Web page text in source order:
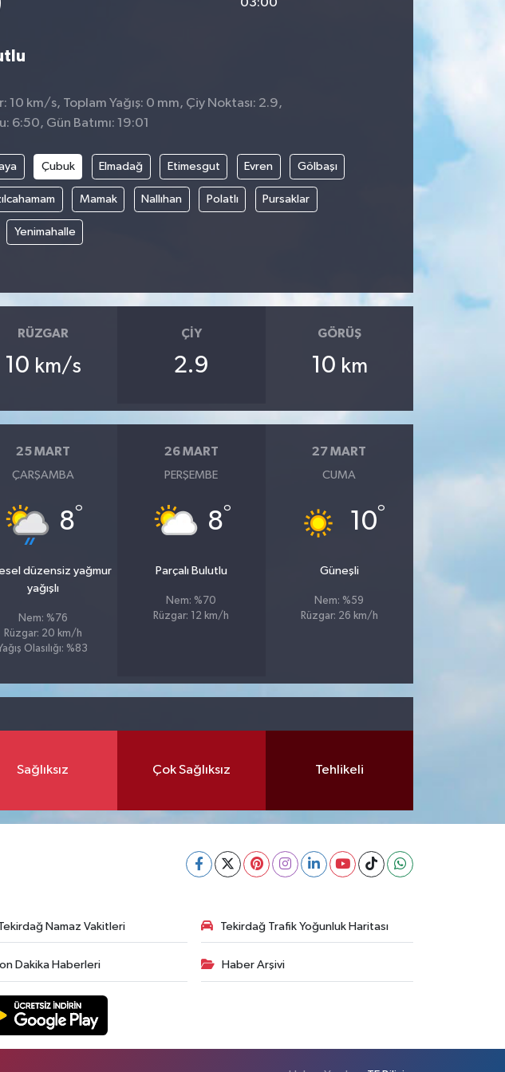
10 km/s, Toplam Yağış: 0 mm, Çiy Noktası: 2.9,
6:50, Gün Batımı: 19:01
Çubuk Elmadağ Etimesgut Evren Gölbaşı
Mamak Nallıhan Polatlı Pursaklar
Yenimahalle
RÜZGAR
10 km/s
ÇIY
2.9
GÖRÜŞ
10 km
25 MART
ÇARŞAMBA
8°
düzensiz yağmur
yağışlı
Nem: %76
Rüzgar: 20 km/h
Olasılığı: %83
26 MART
PERŞEMBE
8°
Parçalı Bulutlu
Nem: %70
Rüzgar: 12 km/h
27 MART
CUMA
10°
Güneşli
Nem: %59
Rüzgar: 26 km/h
Sağlıksız Çok Sağlıksız Tehlikeli
Namaz Vakitleri Tekirdağ Trafik Yoğunluk Haritası
Dakika Haberleri Haber Arşivi